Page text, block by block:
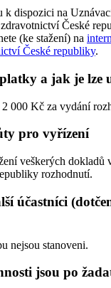
k dispozici na
České
(ke stažení) na
České republiky.
a jak je lze
000 Kč za vydání
pro vyřízení
veškerých dokladů
rozhodnutí.
účastníci
nejsou stanoveni.
jsou po